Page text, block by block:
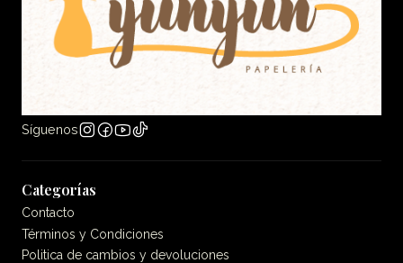
Síguenos
Categorías
Contacto
Términos y Condiciones
Politica de cambios y devoluciones